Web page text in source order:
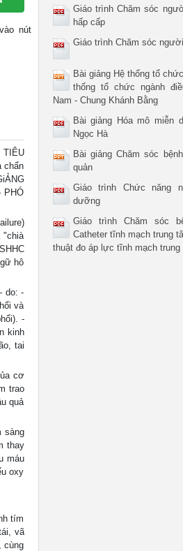
nút
TIÊU
chẩn
PHÓ
"chià
hô
do: -
và
-
kinh
tai
cơ
trao
quả
sàng
thay
máu
oxy
tím
vã
cùng
Giáo trình Chăm sóc
hấp cấp
Giáo trình Chăm sóc
Bài giảng Hệ thống tổ
thống tổ chức ngành
Nam - Chung Khánh Bằng
Bài giảng Hóa mô miễn
Ngọc Hà
Bài giảng Chăm sóc
quản
Giáo trình Chức năng
dưỡng
Giáo trình Chăm sóc
Catheter tĩnh mạch trung
thuật đo áp lực tĩnh mạch trung